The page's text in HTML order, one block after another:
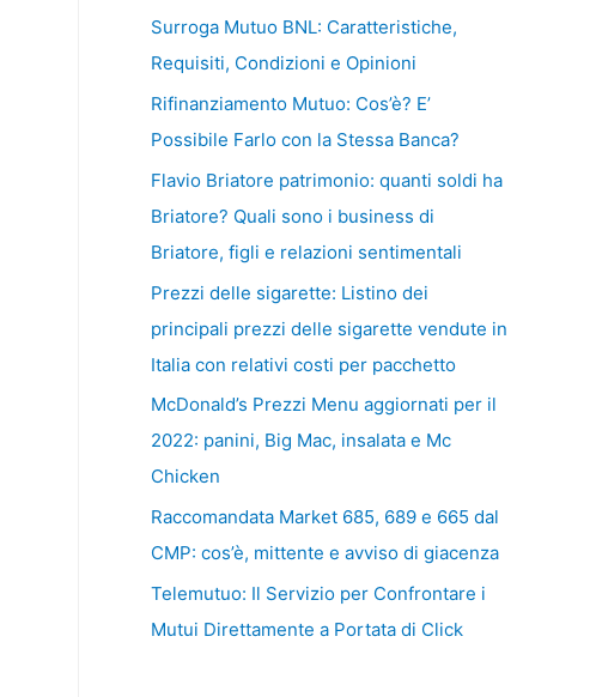
Surroga Mutuo BNL: Caratteristiche,
Requisiti, Condizioni e Opinioni
Rifinanziamento Mutuo: Cos’è? E’
Possibile Farlo con la Stessa Banca?
Flavio Briatore patrimonio: quanti soldi ha
Briatore? Quali sono i business di
Briatore, figli e relazioni sentimentali
Prezzi delle sigarette: Listino dei
principali prezzi delle sigarette vendute in
Italia con relativi costi per pacchetto
McDonald’s Prezzi Menu aggiornati per il
2022: panini, Big Mac, insalata e Mc
Chicken
Raccomandata Market 685, 689 e 665 dal
CMP: cos’è, mittente e avviso di giacenza
Telemutuo: Il Servizio per Confrontare i
Mutui Direttamente a Portata di Click